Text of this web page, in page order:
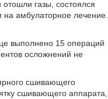
газы, состоялся
на амбулаторное лечение.
выполнено 15 операций
осложнений не
сшивающего
сшивающего аппарата,